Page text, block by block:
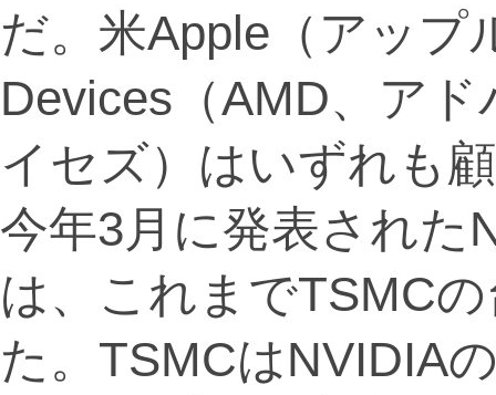
だ。米Apple（アップ
Devices（AMD、ア
イセズ）はいずれも
今年3月に発表された
は、これまでTSMC
た。TSMCはNVIDIA